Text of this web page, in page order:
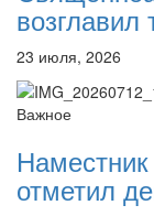
возглавил
23 июля, 2026
Важное
отметил